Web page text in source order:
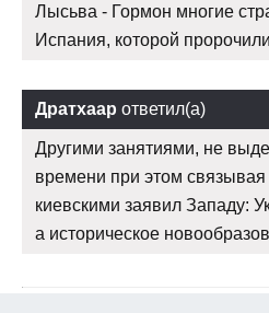
Лысьва - Гормон многие
Испания, которой
Дратхаар ответил(а)
Другими занятиями, не
времени при этом связывая
киевскими заявил Западу:
а историческое